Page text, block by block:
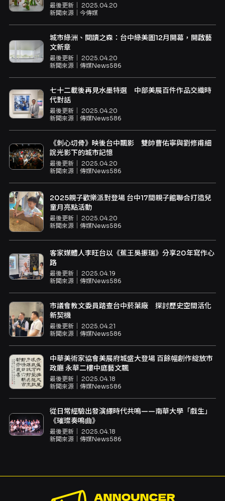
最後更新｜ 2025.04.20
新聞來源｜ 今傳媒
城市綠洲、閱讀之森：台中綠美圖12月開幕，開啟藝
文新章
最後更新｜ 2025.04.20
新聞來源｜ 傳媒News586
七十二載後再見水墨特選 中部美展百件作品交織時
代對話
最後更新｜ 2025.04.20
新聞來源｜ 傳媒News586
《刺心切骨》映後台中飄影 雙帥曹佑寧與劉修甫細
說光影下的城市記憶
最後更新｜ 2025.04.20
新聞來源｜ 傳媒News586
2025親子歡樂派對登場 台中17間親子館聯合打造兒
童月亮點活動
最後更新｜ 2025.04.20
新聞來源｜ 傳媒News586
客家媒體人李旺台以《蕉王吳振瑞》分享20年寫作心
路
最後更新｜ 2025.04.19
新聞來源｜ 傳媒News586
市議會教文委員踏查台中菸葉廠 探討歷史空間活化
新契機
最後更新｜ 2025.04.21
新聞來源｜ 傳媒News586
中華美術家協會美展府城盛大登場 百餘幅創作綻放市
政廳 永華二樓中庭藝文飄
最後更新｜ 2025.04.18
新聞來源｜ 傳媒News586
從日常經驗出發演繹時代共鳴——南華大學「戲生」
《璀璨奏鳴曲》
最後更新｜ 2025.04.18
新聞來源｜ 傳媒News586